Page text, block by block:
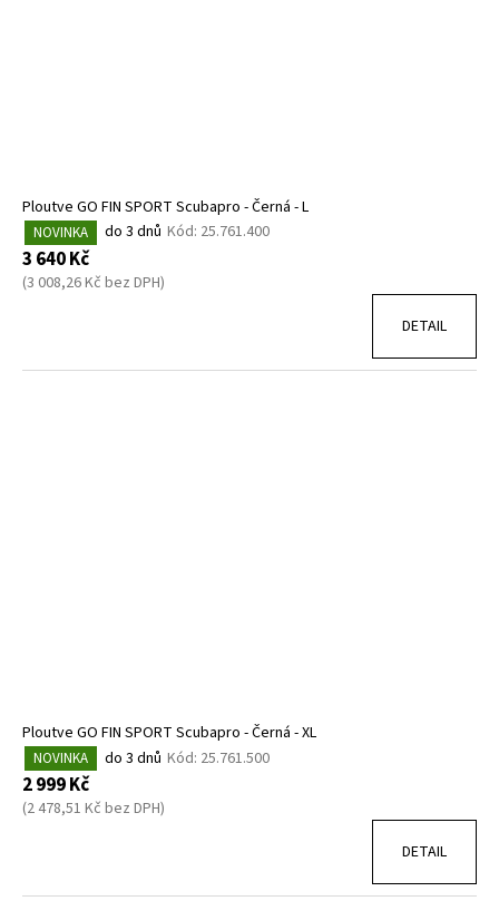
Ploutve GO FIN SPORT Scubapro - Černá - L
NOVINKA do 3 dnů Kód: 25.761.400
3 640 Kč
(3 008,26 Kč bez DPH)
DETAIL
Ploutve GO FIN SPORT Scubapro - Černá - XL
NOVINKA do 3 dnů Kód: 25.761.500
2 999 Kč
(2 478,51 Kč bez DPH)
DETAIL